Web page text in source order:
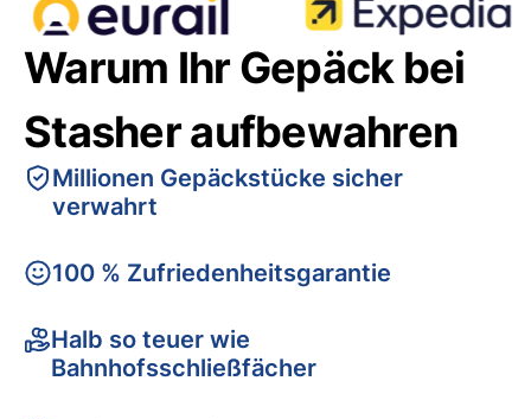
Warum Ihr Gepäck bei
Stasher aufbewahren
Millionen Gepäckstücke sicher
verwahrt
100 % Zufriedenheitsgarantie
Halb so teuer wie
Bahnhofsschließfächer